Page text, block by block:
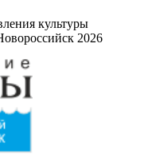
культуры
2026